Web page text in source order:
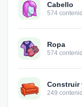
Cabello
574
Ropa
574
Construir
249